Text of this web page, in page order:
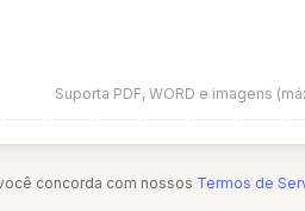
Suporta PDF, WORD e imagens
concorda com nossos Termos de